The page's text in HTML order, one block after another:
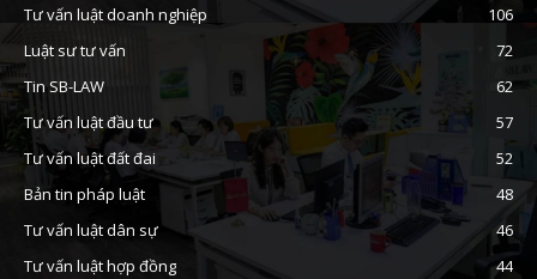
Tư vấn luật doanh nghiệp
106
Luật sư tư vấn
72
Tin SB-LAW
62
Tư vấn luật đầu tư
57
Tư vấn luật đất đai
52
Bản tin pháp luật
48
Tư vấn luật dân sự
46
Tư vấn luật hợp đồng
44